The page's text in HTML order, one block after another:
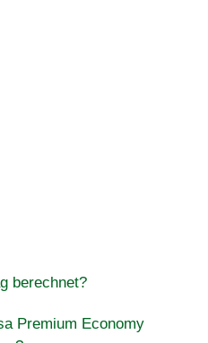
berechnet?
Premium Economy